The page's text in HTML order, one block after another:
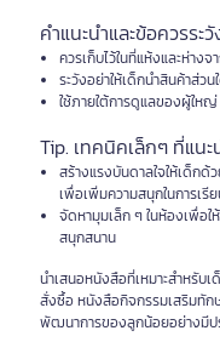
คำแนะนำและข้อควรระวั
ควรเก็บไว้ในที่แห้งและห่างจ
ระวังอย่าให้เด็กนำสินค้าส่ว
ใช้ภายใต้การดูแลของผู้ใหญ่
Tip. เทคนิคเล็กๆ ที่แนะ
สร้างแรงบันดาลใจให้เด็ก
เพื่อเพิ่มความสนุกในการเรี
จัดหามุมเล็ก ๆ ในห้องเพื่อ
สนุกสนาน
นำเสนอหนังสือที่เหมาะสำหรับ
สั่งซื้อ หนังสือกิจกรรมเสริมทัก
พัฒนาการของลูกน้อยอย่างมีป